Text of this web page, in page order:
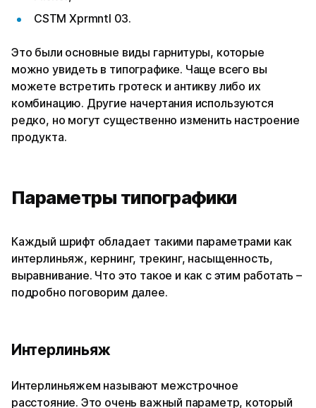
CSTM Xprmntl 03.
Это были основные виды гарнитуры, которые
можно увидеть в типографике. Чаще всего вы
можете встретить гротеск и антикву либо их
комбинацию. Другие начертания используются
редко, но могут существенно изменить настроение
продукта.
Параметры типографики
Каждый шрифт обладает такими параметрами как
интерлиньяж, кернинг, трекинг, насыщенность,
выравнивание. Что это такое и как с этим работать –
подробно поговорим далее.
Интерлиньяж
Интерлиньяжем называют межстрочное
расстояние. Это очень важный параметр, который